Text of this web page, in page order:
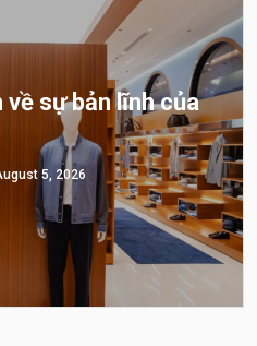
sự bản lĩnh của
5, 2026